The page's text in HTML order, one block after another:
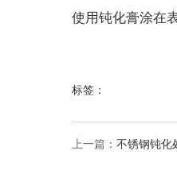
使用钝化膏涂在
标签：
上一篇： 不锈钢钝化